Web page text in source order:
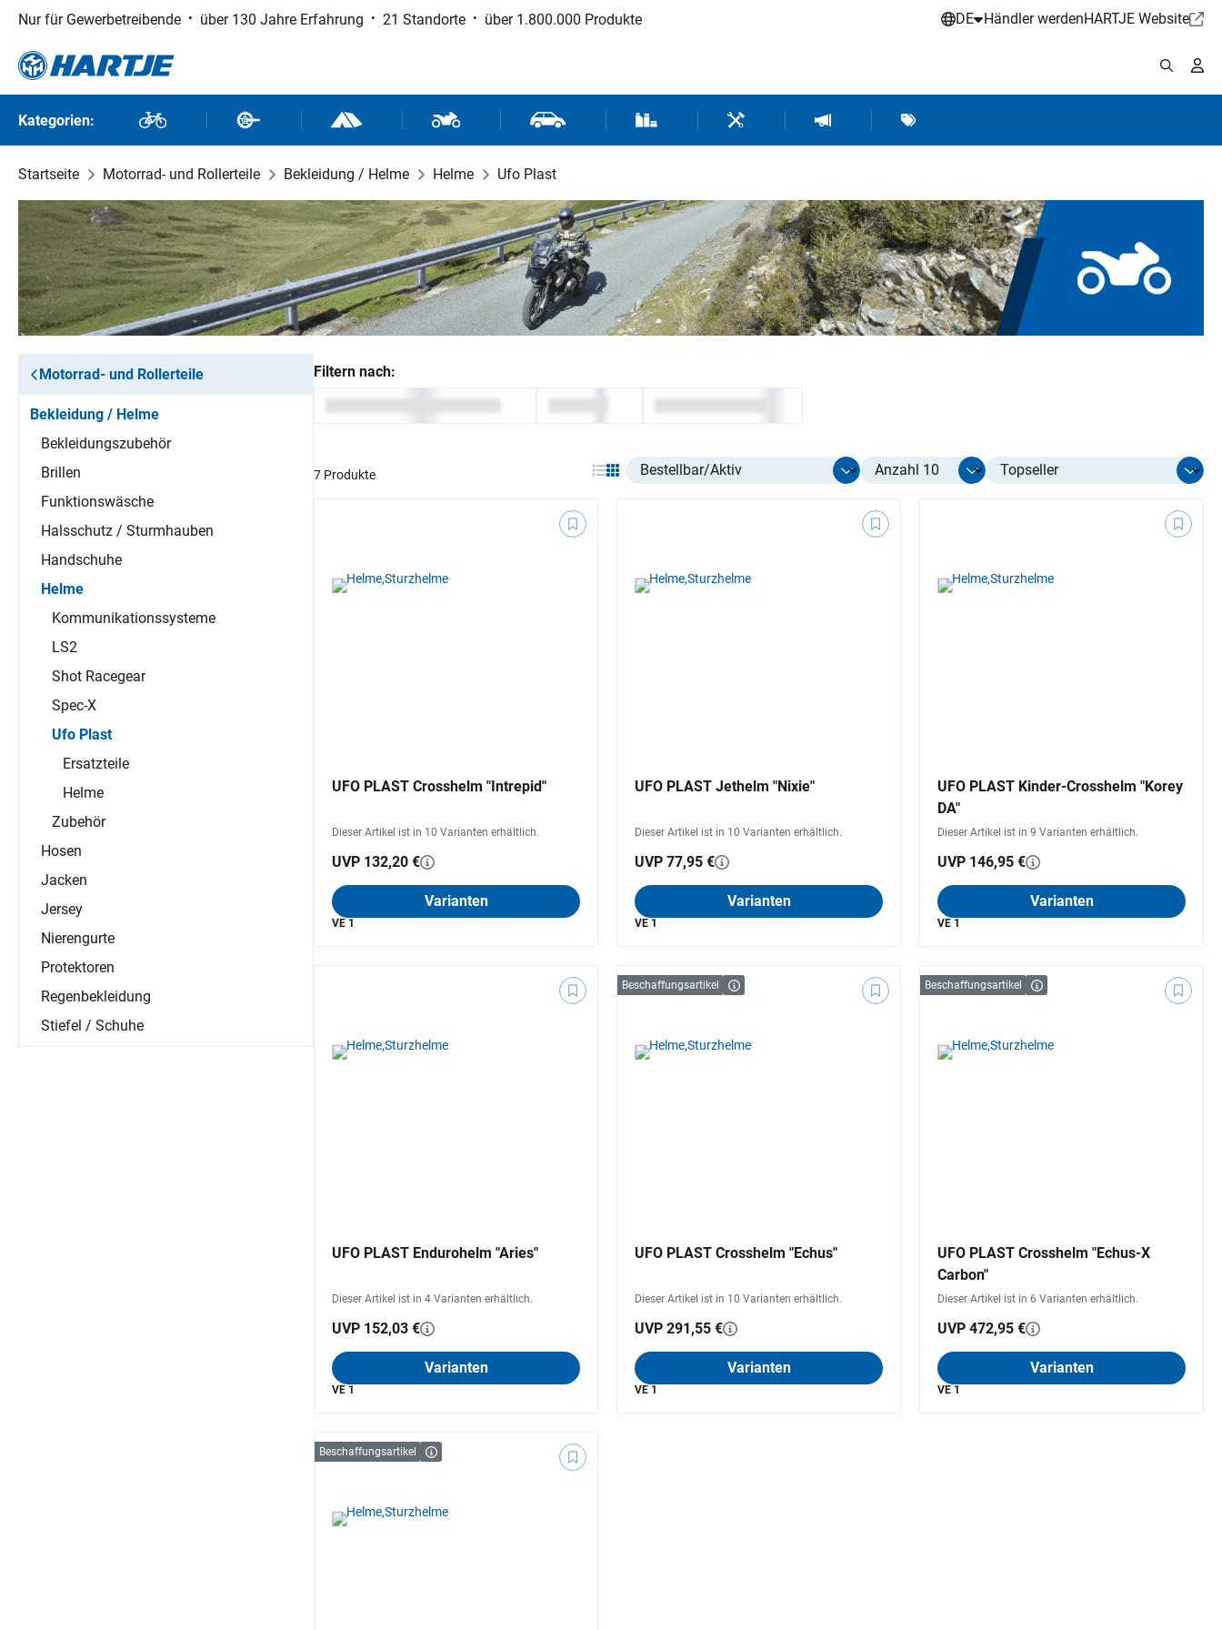
Hauptinhalt springen
Zur Suche springen
Zur Hauptnavigation springen
Nur für Gewerbetreibende über 130 Jahre Erfahrung 21 Standorte über 1.800.000 Produkte DE Händler werdenHARTJE Website
Kategorien: Fahrräder Fahrradteile Outdoor und SportMotorrad- und RollerteileFahrzeugteile und ZubehörVerbrauchsmaterial / Werkstattbedarf
Werkzeuge / Werkstattausrüstung
Hartje MarketingMarken
Startseite Motorrad- und Rollerteile Bekleidung / Helme Helme Ufo Plast
Motorrad- und Rollerteile
Bekleidung / Helme
Bekleidungszubehör
Brillen
Funktionswäsche
Halsschutz / Sturmhauben
Handschuhe
Helme
Kommunikationssysteme
LS2
Shot Racegear
Spec-X
Ufo Plast
Ersatzteile
Helme
Zubehör
Hosen
Jacken
Jersey
Nierengurte
Protektoren
Regenbekleidung
Stiefel / Schuhe
Filtern nach:
7 Produkte Select listing item type Select limit
UFO PLAST Crosshelm "Intrepid"
Dieser Artikel ist in 10 Varianten erhältlich.
UVP 132,20 €
Varianten
VE 1
UFO PLAST Jethelm "Nixie"
Dieser Artikel ist in 10 Varianten erhältlich.
UVP 77,95 €
Varianten
VE 1
UFO PLAST Kinder-Crosshelm "Korey
DA"
Dieser Artikel ist in 9 Varianten erhältlich.
UVP 146,95 €
Varianten
VE 1
UFO PLAST Endurohelm "Aries"
Dieser Artikel ist in 4 Varianten erhältlich.
UVP 152,03 €
Varianten
VE 1
Beschaffungsartikel
UFO PLAST Crosshelm "Echus"
Dieser Artikel ist in 10 Varianten erhältlich.
UVP 291,55 €
Varianten
VE 1
Beschaffungsartikel
UFO PLAST Crosshelm "Echus-X
Carbon"
Dieser Artikel ist in 6 Varianten erhältlich.
UVP 472,95 €
Varianten
VE 1
Beschaffungsartikel